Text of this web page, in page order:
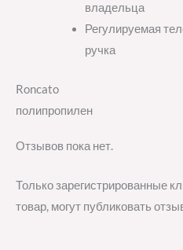
владельца
Регулируемая
ручка
Roncato
полипропилен
Отзывов пока нет.
Только зарегистрированные
товар, могут публиковать